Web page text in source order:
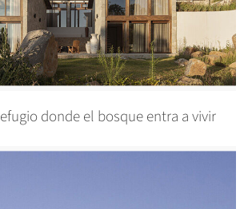
donde el bosque entra a vivir